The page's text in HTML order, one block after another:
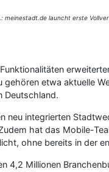
gehören etwa aktuelle
Deutschland.
neu integrierten
hat das Mobile-
ohne bereits in der
4,2 Millionen